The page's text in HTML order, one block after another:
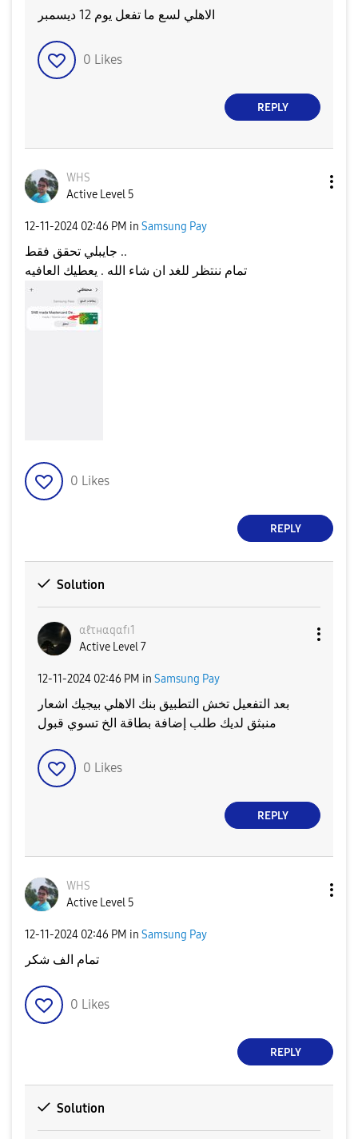
الاهلي لسع ما تفعل يوم 12 ديسمبر
0 Likes
REPLY
WHS
Active Level 5
‎12-11-2024 02:46 PM in Samsung Pay
جايبلي تحقق فقط ..
تمام ننتظر للغد ان شاء الله . يعطيك العافيه
0 Likes
REPLY
Solution
αℓτнαqαfɪ1
Active Level 7
‎12-11-2024 02:46 PM in Samsung Pay
بعد التفعيل تخش التطبيق بنك الاهلي بيجيك اشعار
منبثق لديك طلب إضافة بطاقة الخ تسوي قبول
0 Likes
REPLY
WHS
Active Level 5
‎12-11-2024 02:46 PM in Samsung Pay
تمام الف شكر
0 Likes
REPLY
Solution